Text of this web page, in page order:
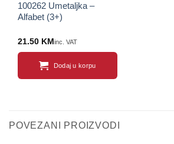
100262 Umetaljka –
Alfabet (3+)
21.50 KM inc. VAT
Dodaj u korpu
POVEZANI PROIZVODI